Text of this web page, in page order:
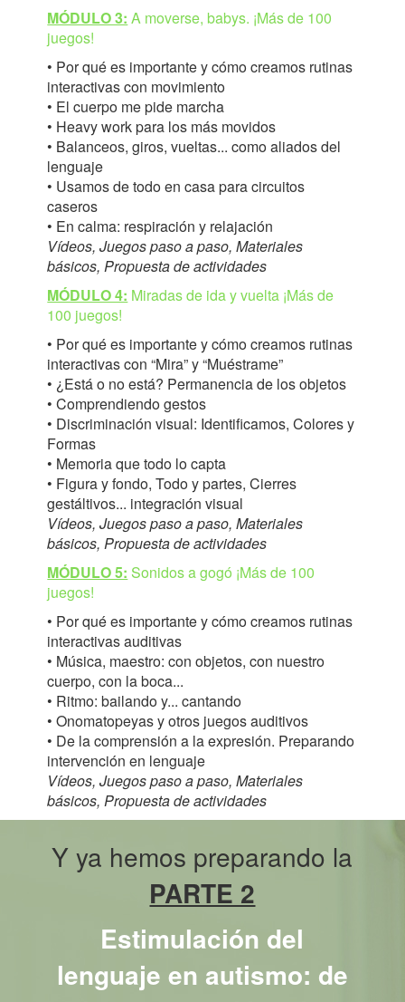
MÓDULO 3: A moverse, babys. ¡Más de 100
juegos!
• Por qué es importante y cómo creamos rutinas
interactivas con movimiento
• El cuerpo me pide marcha
• Heavy work para los más movidos
• Balanceos, giros, vueltas... como aliados del
lenguaje
• Usamos de todo en casa para circuitos
caseros
• En calma: respiración y relajación
Vídeos, Juegos paso a paso, Materiales
básicos, Propuesta de actividades
MÓDULO 4: Miradas de ida y vuelta ¡Más de
100 juegos!
• Por qué es importante y cómo creamos rutinas
interactivas con “Mira” y “Muéstrame”
• ¿Está o no está? Permanencia de los objetos
• Comprendiendo gestos
• Discriminación visual: Identificamos, Colores y
Formas
• Memoria que todo lo capta
• Figura y fondo, Todo y partes, Cierres
gestáltivos... integración visual
Vídeos, Juegos paso a paso, Materiales
básicos, Propuesta de actividades
MÓDULO 5: Sonidos a gogó ¡Más de 100
juegos!
• Por qué es importante y cómo creamos rutinas
interactivas auditivas
• Música, maestro: con objetos, con nuestro
cuerpo, con la boca...
• Ritmo: bailando y... cantando
• Onomatopeyas y otros juegos auditivos
• De la comprensión a la expresión. Preparando
intervención en lenguaje
Vídeos, Juegos paso a paso, Materiales
básicos, Propuesta de actividades
Y ya hemos preparando la
PARTE 2
Estimulación del
lenguaje en autismo: de